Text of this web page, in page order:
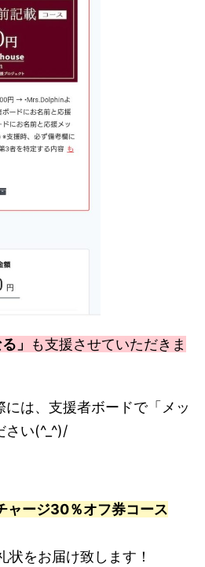
」
も支援させていただきま
は、支援者ボードで「メッ
さい(^_^)/
ャージ30％オフ券コース
をお届け致します！